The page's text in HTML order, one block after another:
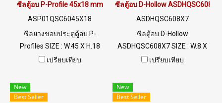
ซีลตู้อบ P-Profile 45x18 mm
ASP01QSC6045X18
ซีลยางขอบประตูตู้อบ P-
Profiles SIZE : W.45 X H.18
mm. ซิลิโคนฟู้ดเกรด Food
0926568846 / 0982539956
LINE@ : @ptiglobal
เปรียบเทียบ
ซีลตู้อบ D-Hollow ASDHQSC608X7
ASDHQSC608X7
ซีลตู้อบ D-Hollow
ASDHQSC608X7 SIZE : W.8 X
H.7 mm ร่อง 2.5 mm ทนความ
พร้อมส่ง Tel: 022577145 /
0926568846 LINE@ :
เปรียบเทียบ
New
Best Seller
New
Best Seller